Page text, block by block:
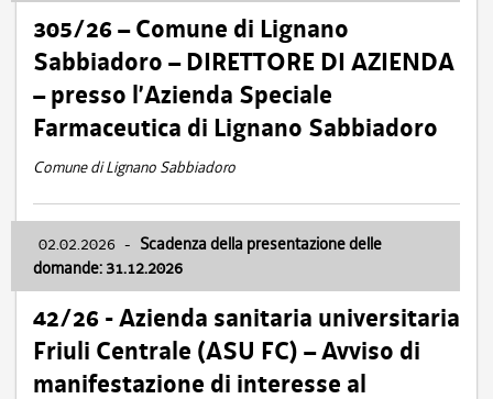
305/26 – Comune di Lignano
Sabbiadoro – DIRETTORE DI AZIENDA
– presso l’Azienda Speciale
Farmaceutica di Lignano Sabbiadoro
Comune di Lignano Sabbiadoro
02.02.2026 - Scadenza della presentazione delle
domande: 31.12.2026
42/26 - Azienda sanitaria universitaria
Friuli Centrale (ASU FC) – Avviso di
manifestazione di interesse al